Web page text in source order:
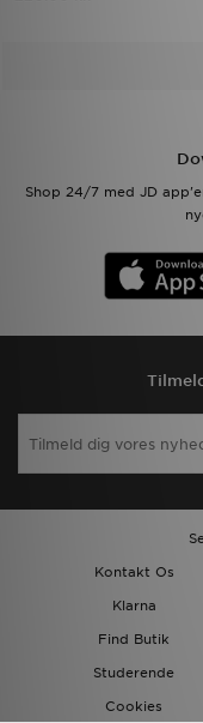
Shop 24/7 med JD
Kontakt Os
Klarna
Find Butik
Studerende
Cookies